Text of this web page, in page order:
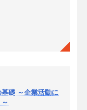
礎 ～企業活動に